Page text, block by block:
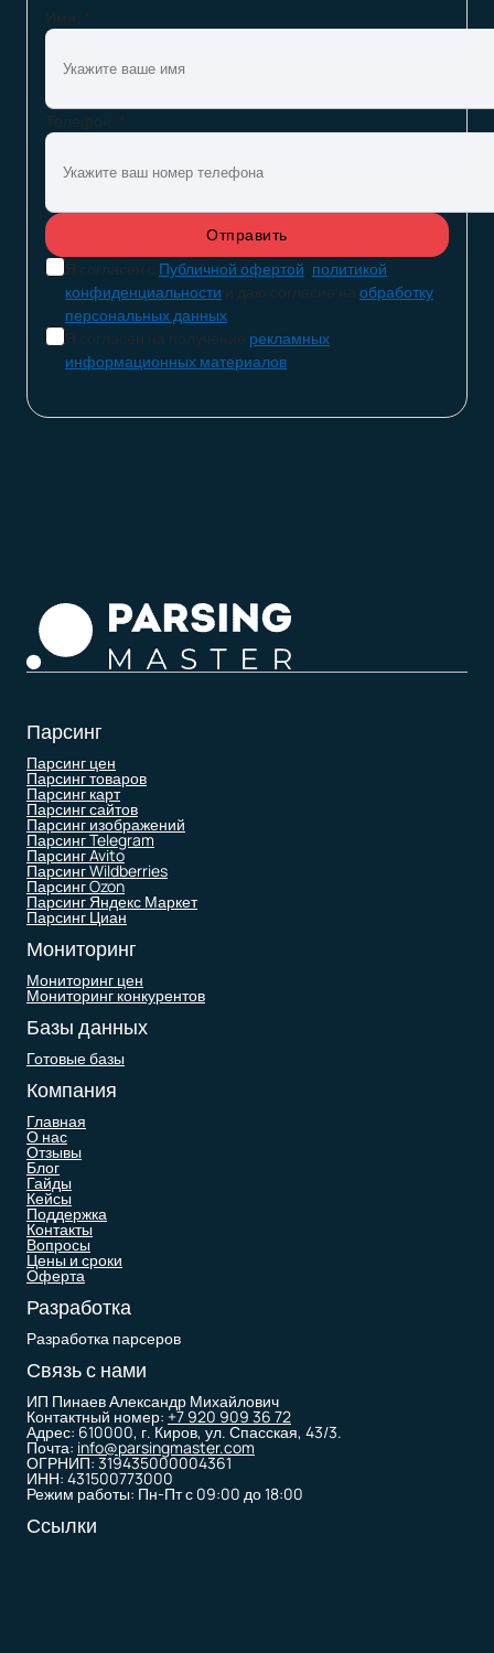
Имя: *
Телефон: *
Я согласен с Публичной офертой, политикой
конфиденциальности и даю согласие на обработку
персональных данных
Я согласен на получение рекламных
информационных материалов
Парсинг
Парсинг цен
Парсинг товаров
Парсинг карт
Парсинг сайтов
Парсинг изображений
Парсинг Telegram
Парсинг Avito
Парсинг Wildberries
Парсинг Ozon
Парсинг Яндекс Маркет
Парсинг Циан
Мониторинг
Мониторинг цен
Мониторинг конкурентов
Базы данных
Готовые базы
Компания
Главная
О нас
Отзывы
Блог
Гайды
Кейсы
Поддержка
Контакты
Вопросы
Цены и сроки
Оферта
Разработка
Разработка парсеров
Связь с нами
ИП Пинаев Александр Михайлович
Контактный номер: +7 920 909 36 72
Адрес: 610000, г. Киров, ул. Спасская, 43/3.
Почта: info@parsingmaster.com
ОГРНИП: 319435000004361
ИНН: 431500773000
Режим работы: Пн-Пт с 09:00 до 18:00
Ссылки